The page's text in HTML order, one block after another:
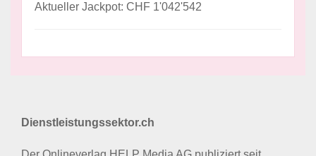
Aktueller Jackpot: CHF 1'042'542
Dienstleistungssektor.ch